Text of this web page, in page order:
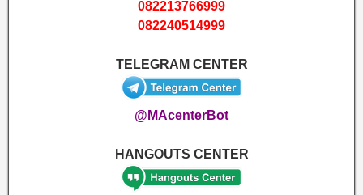
082213766999
082240514999
TELEGRAM CENTER
@MAcenterBot
HANGOUTS CENTER